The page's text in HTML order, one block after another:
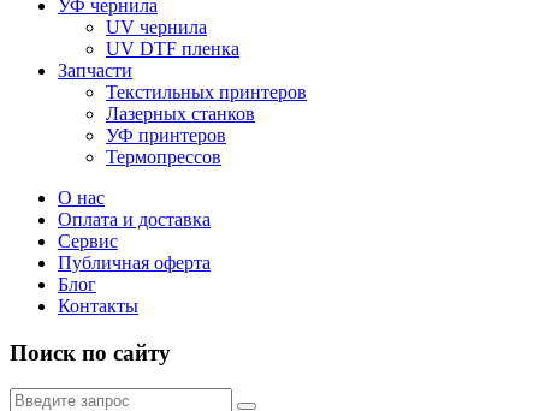
УФ чернила
UV чернила
UV DTF пленка
Запчасти
Текстильных принтеров
Лазерных станков
УФ принтеров
Термопрессов
О нас
Оплата и доставка
Сервис
Публичная оферта
Блог
Контакты
Поиск по сайту